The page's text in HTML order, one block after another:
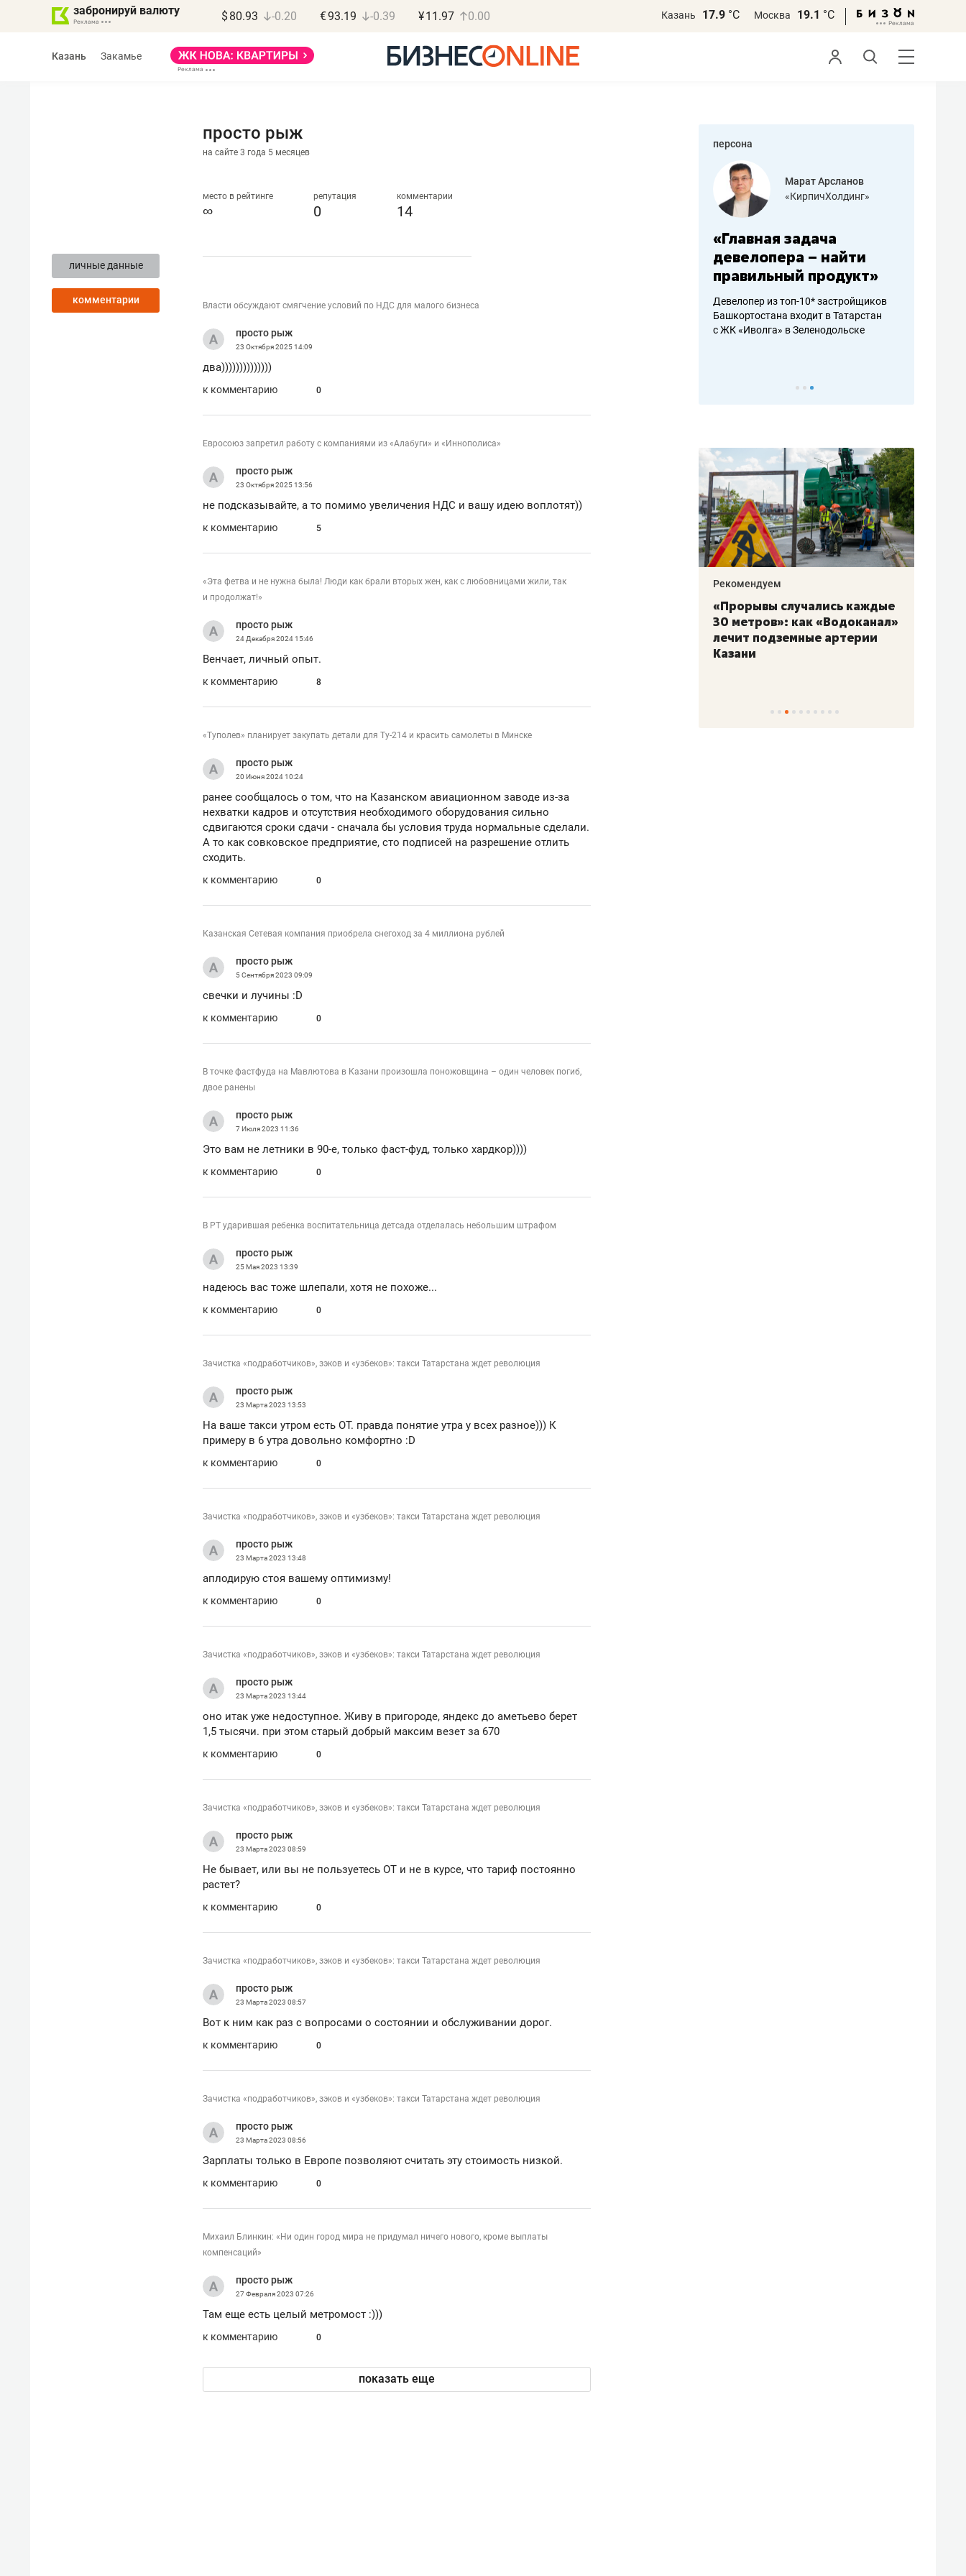
забронируй валюту $ 80.93 -0.20 €93.19 -0.39 ¥11.97 0.00 Казань 17.9 °С Москва 19.1 °С
Казань Закамье
личные данные
комментарии
просто рыж
на сайте 3 года 5 месяцев
место в рейтинге
∞
репутация
0
комментарии
14
Власти обсуждают смягчение условий по НДС для малого бизнеса
просто рыж
23 Октября 202514:09
два))))))))))))))
к комментарию 0
Евросоюз запретил работу с компаниями из «Алабуги» и «Иннополиса»
просто рыж
23 Октября 202513:56
не подсказывайте, а то помимо увеличения НДС и вашу идею воплотят))
к комментарию 5
«Эта фетва и не нужна была! Люди как брали вторых жен, как с любовницами жили, так
и продолжат!»
просто рыж
24 Декабря 202415:46
Венчает, личный опыт.
к комментарию 8
«Туполев» планирует закупать детали для Ту-214 и красить самолеты в Минске
просто рыж
20 Июня 202410:24
ранее сообщалось о том, что на Казанском авиационном заводе из-за
нехватки кадров и отсутствия необходимого оборудования сильно
сдвигаются сроки сдачи - сначала бы условия труда нормальные сделали.
А то как совковское предприятие, сто подписей на разрешение отлить
сходить.
к комментарию 0
Казанская Сетевая компания приобрела снегоход за 4 миллиона рублей
просто рыж
5 Сентября 2023 09:09
свечки и лучины :D
к комментарию 0
В точке фастфуда на Мавлютова в Казани произошла поножовщина – один человек погиб,
двое ранены
просто рыж
7 Июля 2023 11:36
Это вам не летники в 90-е, только фаст-фуд, только хардкор))))
к комментарию 0
В РТ ударившая ребенка воспитательница детсада отделалась небольшим штрафом
просто рыж
25 Мая 2023 13:39
надеюсь вас тоже шлепали, хотя не похоже...
к комментарию 0
Зачистка «подработчиков», зэков и «узбеков»: такси Татарстана ждет революция
просто рыж
23 Марта 2023 13:53
На ваше такси утром есть ОТ. правда понятие утра у всех разное))) К
примеру в 6 утра довольно комфортно :D
к комментарию 0
Зачистка «подработчиков», зэков и «узбеков»: такси Татарстана ждет революция
просто рыж
23 Марта 2023 13:48
аплодирую стоя вашему оптимизму!
к комментарию 0
Зачистка «подработчиков», зэков и «узбеков»: такси Татарстана ждет революция
просто рыж
23 Марта 2023 13:44
оно итак уже недоступное. Живу в пригороде, яндекс до аметьево берет
1,5 тысячи. при этом старый добрый максим везет за 670
к комментарию 0
Зачистка «подработчиков», зэков и «узбеков»: такси Татарстана ждет революция
просто рыж
23 Марта 2023 08:59
Не бывает, или вы не пользуетесь ОТ и не в курсе, что тариф постоянно
растет?
к комментарию 0
Зачистка «подработчиков», зэков и «узбеков»: такси Татарстана ждет революция
просто рыж
23 Марта 2023 08:57
Вот к ним как раз с вопросами о состоянии и обслуживании дорог.
к комментарию 0
Зачистка «подработчиков», зэков и «узбеков»: такси Татарстана ждет революция
просто рыж
23 Марта 2023 08:56
Зарплаты только в Европе позволяют считать эту стоимость низкой.
к комментарию 0
Михаил Блинкин: «Ни один город мира не придумал ничего нового, кроме выплаты
компенсаций»
просто рыж
27 Февраля 2023 07:26
Там еще есть целый метромост :)))
к комментарию 0
показать еще
персона
«КирпичХолдинг»
девелопера – найти
правильный продукт»
Девелопер из топ-10* застройщиков
Башкортостана входит в Татарстан
с ЖК «Иволга» в Зеленодольске
«Бросско»
помогает отвлечься
Марат Арсланов
«КирпичХолдинг»
«Главная задача
девелопера – найти
правильный продукт»
Девелопер из топ-10* застройщиков
Башкортостана входит в Татарстан
с ЖК «Иволга» в Зеленодольске
«В банкротствах сегодня
ищут не активы, а людей,
которые ими управляли. Они
Рекомендуем
природе, работа
с ментальным и физическим
состоянием как основа
Рекомендуем Рекомендуем
«Прорывы случались каждые
30 метров»: как «Водоканал»
лечит подземные артерии
Казани